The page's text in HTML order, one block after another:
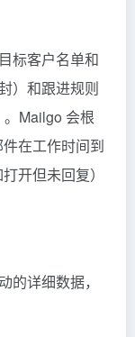
标客户名单和
）和跟进规则
。Mailgo 会根
在工作时间到
开但未回复）
的详细数据，